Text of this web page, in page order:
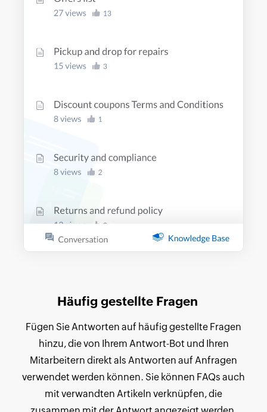
Häufig gestellte Fragen
Fügen Sie Antworten auf häufig gestellte Fragen
hinzu, die von Ihrem Antwort-Bot und Ihren
Mitarbeitern direkt als Antworten auf Anfragen
verwendet werden können. Sie können FAQs auch
mit verwandten Artikeln verknüpfen, die